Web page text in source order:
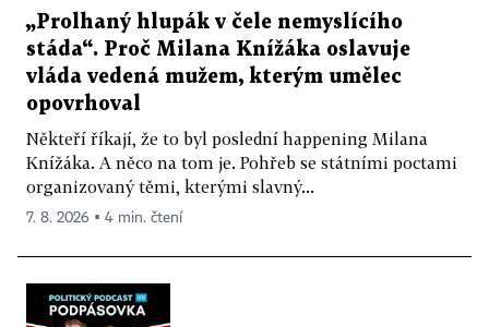
„Prolhaný hlupák v čele nemyslícího
stáda“. Proč Milana Knížáka oslavuje
vláda vedená mužem, kterým umělec
opovrhoval
Někteří říkají, že to byl poslední happening Milana
Knížáka. A něco na tom je. Pohřeb se státními poctami
organizovaný těmi, kterými slavný...
7. 8. 2026 ▪ 4 min. čtení